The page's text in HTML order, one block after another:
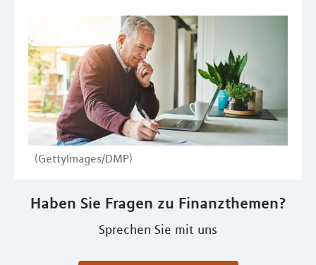
(GettyImages/DMP)
Haben Sie Fragen zu Finanzthemen?
Sprechen Sie mit uns